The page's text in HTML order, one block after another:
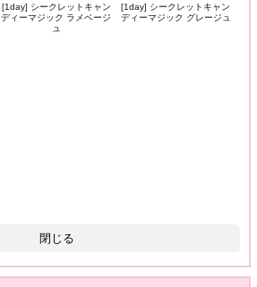
[1day] シークレットキャン
ディーマジック ラメベージ
ュ
[1day] シークレットキャン
ディーマジック グレージュ
閉じる